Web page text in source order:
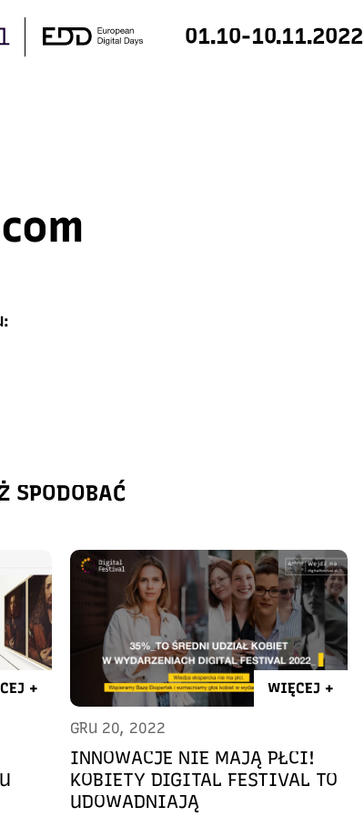
01.10-10.11.2022
SPODOBAĆ
+ WIĘCEJ +
GRU 20, 2022
INNOWACJE NIE MAJĄ PŁCI!
KOBIETY DIGITAL FESTIVAL TO
UDOWADNIAJĄ